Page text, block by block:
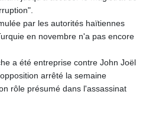
par les autorités haïtiennes
en novembre n'a pas encore
a été entreprise contre John Joël
arrêté la semaine
rôle présumé dans l'assassinat